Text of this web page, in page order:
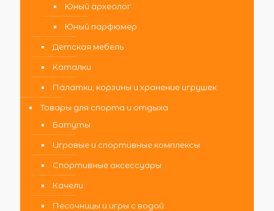
Юный археолог
Юный парфюмер
Детская мебель
Каталки
Палатки, корзины и хранение игрушек
Товары для спорта и отдыха
Батуты
Игровые и спортивные комплексы
Спортивные аксессуары
Качели
Песочницы и игры с водой